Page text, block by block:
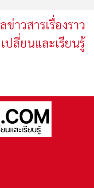
าวสารเรื่องราว
ปลี่ยนและเรียนรู้